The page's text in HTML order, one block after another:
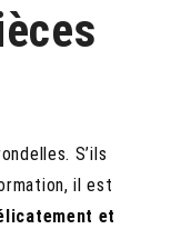
S’ils
il est
et